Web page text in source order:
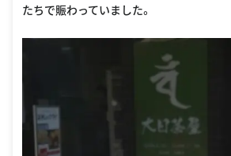
たちで賑わっていました。